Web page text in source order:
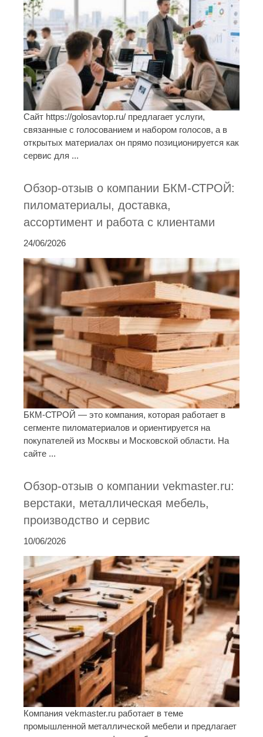
Сайт https://golosavtop.ru/ предлагает услуги,
связанные с голосованием и набором голосов, а в
открытых материалах он прямо позиционируется как
сервис для ...
Обзор-отзыв о компании БКМ-СТРОЙ:
пиломатериалы, доставка,
ассортимент и работа с клиентами
24/06/2026
БКМ-СТРОЙ — это компания, которая работает в
сегменте пиломатериалов и ориентируется на
покупателей из Москвы и Московской области. На
сайте ...
Обзор-отзыв о компании vekmaster.ru:
верстаки, металлическая мебель,
производство и сервис
10/06/2026
Компания vekmaster.ru работает в теме
промышленной металлической мебели и предлагает